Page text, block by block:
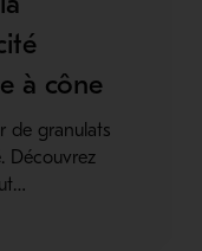
à cône
de granulats
Découvrez